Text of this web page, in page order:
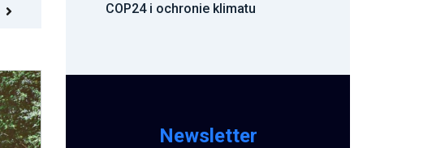
COP24 i ochronie klimatu
Newsletter